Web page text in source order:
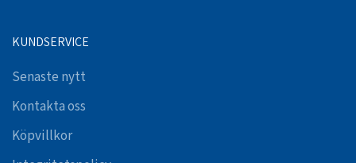
KUNDSERVICE
Senaste nytt
Kontakta oss
Köpvillkor